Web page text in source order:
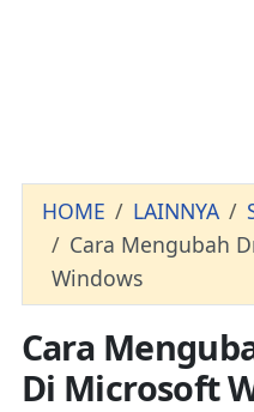
HOME LAINNYA
Cara Mengubah
Windows
Cara
Di Microsoft